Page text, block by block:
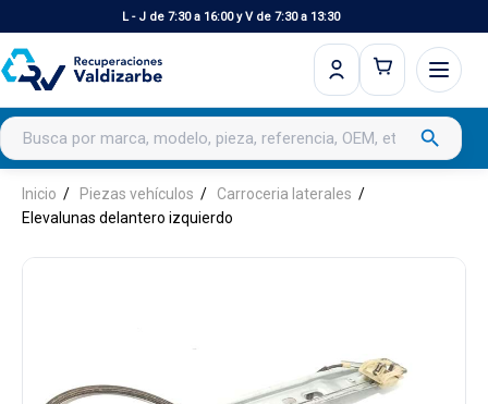
L - J de 7:30 a 16:00 y V de 7:30 a 13:30
Buscar productos search
Inicio Piezas vehículos
Carroceria laterales
Elevalunas delantero izquierdo